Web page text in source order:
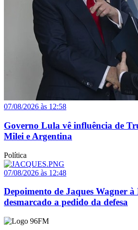
07/08/2026 às 12:58
Governo Lula vê influência de
Milei e Argentina
Política
07/08/2026 às 12:48
Depoimento de Jaques Wagner à
desmarcado a pedido da defesa